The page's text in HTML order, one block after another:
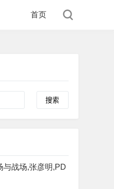
首页
Search
与战场,张彦明,PD